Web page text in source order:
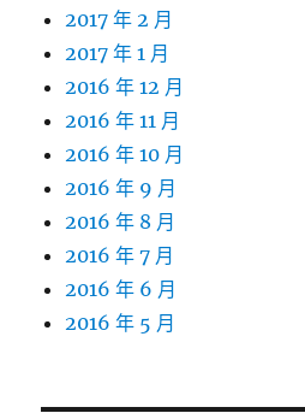
2017 年 2 月
2017 年 1 月
2016 年 12 月
2016 年 11 月
2016 年 10 月
2016 年 9 月
2016 年 8 月
2016 年 7 月
2016 年 6 月
2016 年 5 月